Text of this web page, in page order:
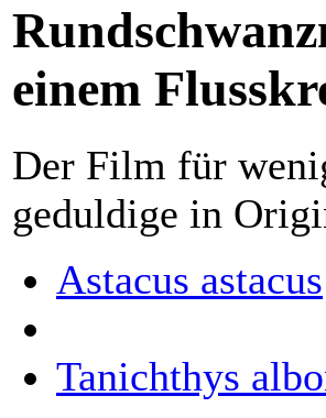
einem
Der Film für
geduldige in
Astacus astacus
Tanichthys